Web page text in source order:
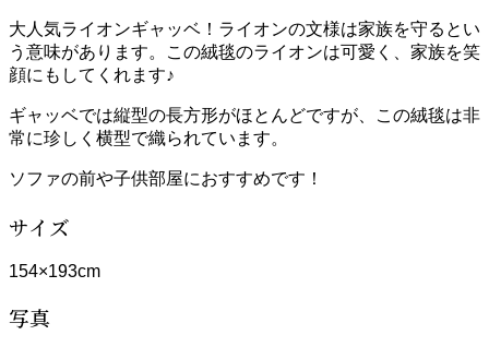
大人気ライオンギャッベ！ライオンの文様は家族を守るとい
う意味があります。この絨毯のライオンは可愛く、家族を笑
顔にもしてくれます♪
ギャッベでは縦型の長方形がほとんどですが、この絨毯は非
常に珍しく横型で織られています。
ソファの前や子供部屋におすすめです！
サイズ
154×193cm
写真